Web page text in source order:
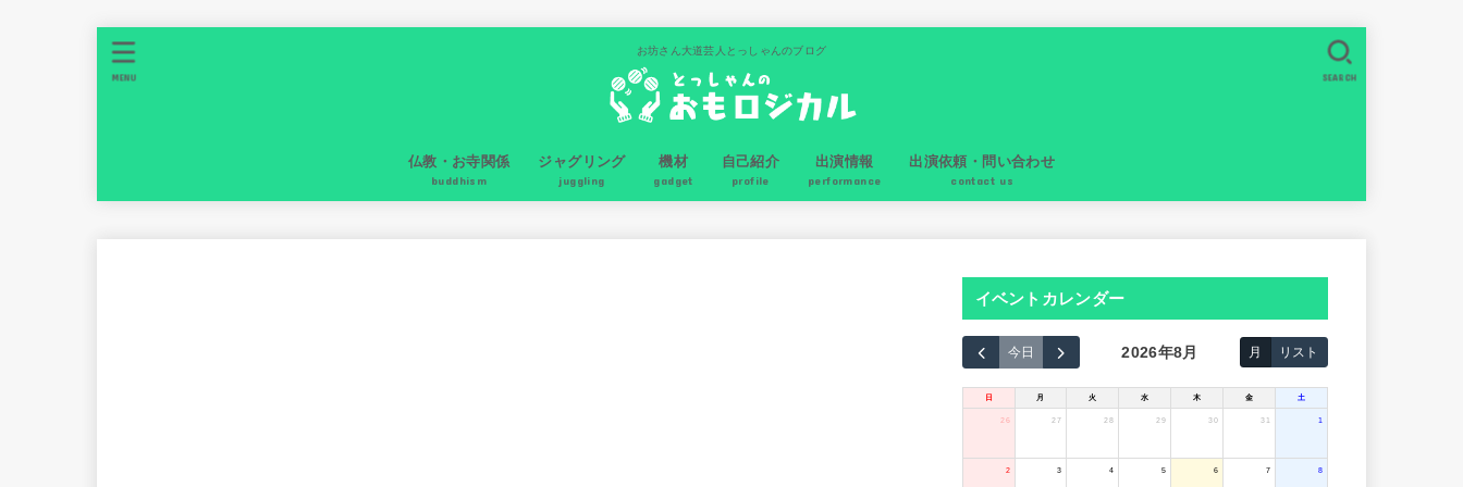
お坊さん大道芸人とっしゃんのブログ
仏教・お寺関係
buddhism
ジャグリング
juggling
機材
gadget
自己紹介
profile
出演情報
performance
出演依頼・問い合わせ
contact us
SEARCH
MENU
イベントカレンダー
今日 2026年8月 月 リスト
日 月 火 水 木 金 土
26 27 28 29 30 31 1
2 3 4 5 6 7 8